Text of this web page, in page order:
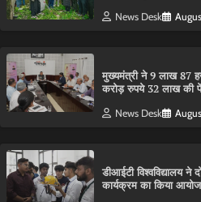
News Desk
मुख्यमंत्री ने 9 लाख 87
करोड़ रुपये 32 लाख की
News Desk
डीआईटी विश्वविद्यालय ने
कार्यक्रम का किया